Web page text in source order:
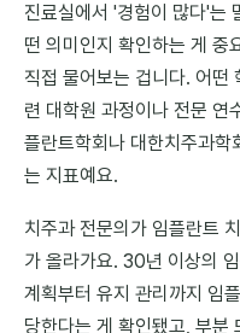
진료실에서 '경험이 많다'는
떤 의미인지 확인하는 게 중
직접 물어보는 겁니다. 어떤
련 대학원 과정이나 전문 연
플란트학회나 대한치주과학
는 지표예요.
치주과 전문의가 임플란트
가 올라가요. 30년 이상의
계획부터 유지 관리까지 임
당한다는 게 확인됐고, 부분